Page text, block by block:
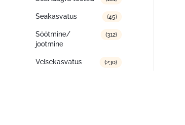
Seakasvatus (45)
Söötmine/
jootmine
(312)
Veisekasvatus (230)